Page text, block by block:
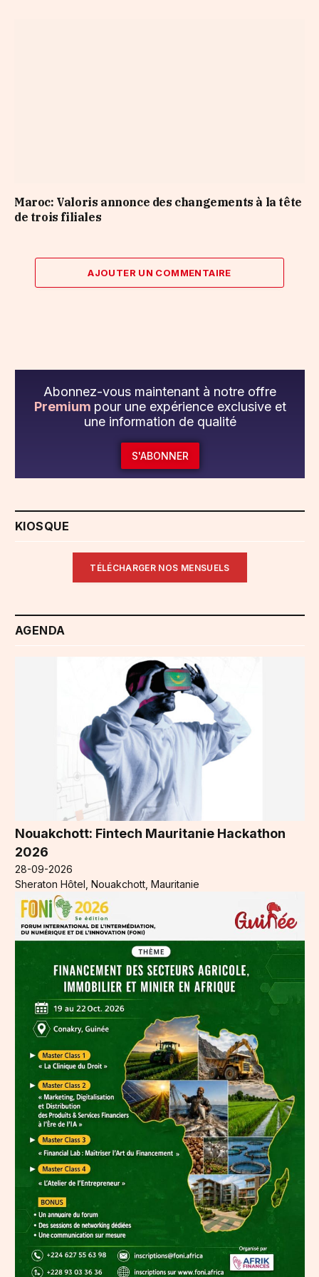
Maroc: Valoris annonce des changements à la tête
de trois filiales
AJOUTER UN COMMENTAIRE
Abonnez-vous maintenant à notre offre
Premium pour une expérience exclusive et
une information de qualité
S'ABONNER
KIOSQUE
TÉLÉCHARGER NOS MENSUELS
AGENDA
Nouakchott: Fintech Mauritanie Hackathon
2026
28-09-2026
Sheraton Hôtel, Nouakchott, Mauritanie